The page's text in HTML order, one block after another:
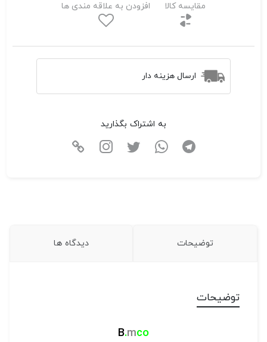
مقایسه کالا افزودن به علاقه مندی ها
ارسال هزینه دار
به اشتراک بگذارید
توضیحات دیدگاه ها
توضیحات
B.mco